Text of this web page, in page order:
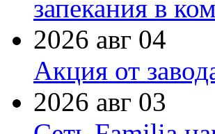
запекания в
2026 авг 04
Акция от
2026 авг 03